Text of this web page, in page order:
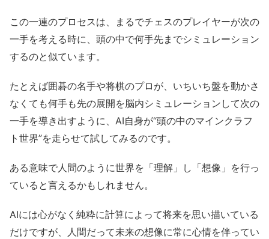
この一連のプロセスは、まるでチェスのプレイヤーが次の
一手を考える時に、頭の中で何手先までシミュレーション
するのと似ています。
たとえば囲碁の名手や将棋のプロが、いちいち盤を動かさ
なくても何手も先の展開を脳内シミュレーションして次の
一手を導き出すように、AI自身が“頭の中のマインクラフ
ト世界”を走らせて試してみるのです。
ある意味で人間のように世界を「理解」し「想像」を行っ
ていると言えるかもしれません。
AIには心がなく純粋に計算によって将来を思い描いている
だけですが、人間だって未来の想像に常に心情を伴ってい